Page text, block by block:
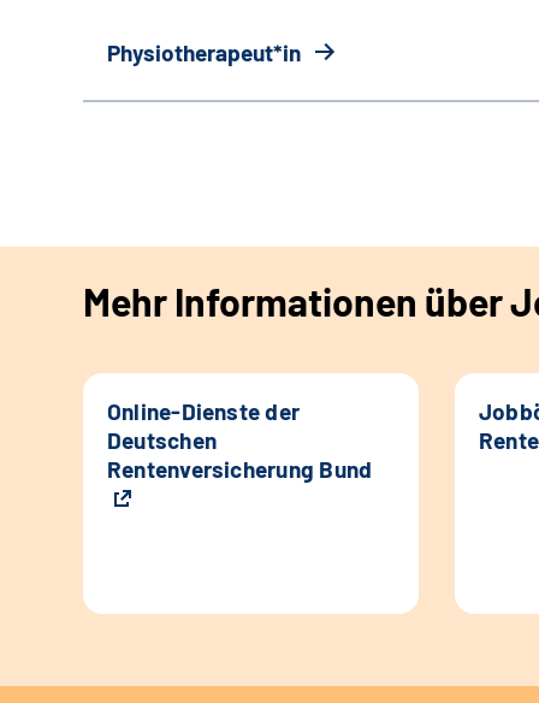
Physiotherapeut*in
Mehr Informationen über
Online-Dienste der
Deutschen
Rentenversicherung Bund